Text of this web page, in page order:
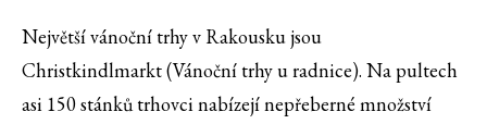
Největší vánoční trhy v Rakousku jsou
Christkindlmarkt (Vánoční trhy u radnice). Na pultech
asi 150 stánků trhovci nabízejí nepřeberné množství